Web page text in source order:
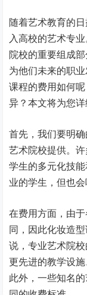
随着艺术教育的
入高校的艺术专
院校的重要组成
为他们未来的职
课程的费用如何
异？本文将为您详
首先，我们要明
艺术院校提供。
学生的多元化技
业的学生，但也
在费用方面，由
同，因此化妆造
说，专业艺术院
更先进的教学设
此外，一些知名